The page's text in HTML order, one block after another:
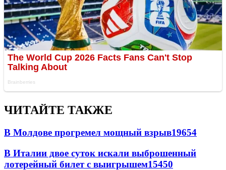
ЧИТАЙТЕ ТАКЖЕ
В Молдове прогремел мощный взрыв19654
В Италии двое суток искали выброшенный
лотерейный билет с выигрышем15450